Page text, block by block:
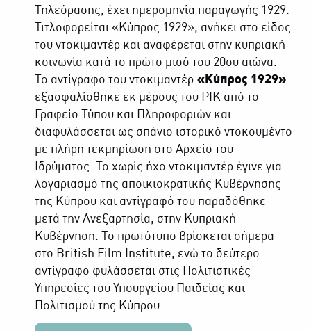
Τηλεόρασης, έχει ημερομηνία παραγωγής 1929.
Τιτλοφορείται «Κύπρος 1929», ανήκει στο είδος
του ντοκιμαντέρ και αναφέρεται στην κυπριακή
κοινωνία κατά το πρώτο μισό του 20ου αιώνα.
Το αντίγραφο του ντοκιμαντέρ «Κύπρος 1929»
εξασφαλίσθηκε εκ μέρους του ΡΙΚ από το
Γραφείο Τύπου και Πληροφοριών και
διαφυλάσσεται ως σπάνιο ιστορικό ντοκουμέντο
με πλήρη τεκμηρίωση στο Αρχείο του
Ιδρύματος. Το χωρίς ήχο ντοκιμαντέρ έγινε για
λογαριασμό της αποικιοκρατικής Κυβέρνησης
της Κύπρου και αντίγραφό του παραδόθηκε
μετά την Ανεξαρτησία, στην Κυπριακή
Κυβέρνηση. Το πρωτότυπο βρίσκεται σήμερα
στο British Film Institute, ενώ το δεύτερο
αντίγραφο φυλάσσεται στις Πολιτιστικές
Υπηρεσίες του Υπουργείου Παιδείας και
Πολιτισμού της Κύπρου.